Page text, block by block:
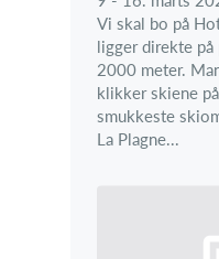
Vi skal bo på
ligger direkte
2000 meter.
klikker skiene
smukkeste
La Plagne...